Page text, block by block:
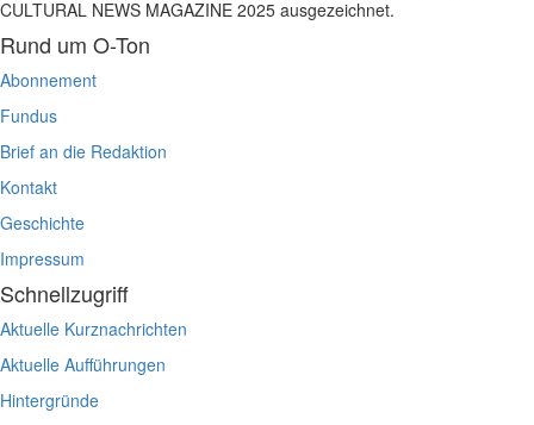
CULTURAL NEWS MAGAZINE 2025 ausgezeichnet.
Rund um O-Ton
Abonnement
Fundus
Brief an die Redaktion
Kontakt
Geschichte
Impressum
Schnellzugriff
Aktuelle Kurznachrichten
Aktuelle Aufführungen
Hintergründe